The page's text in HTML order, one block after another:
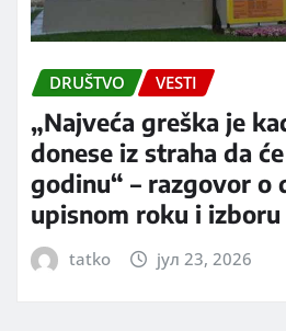
DRUŠTVO VESTI
„Najveća greška je
donese iz straha da
godinu“ – razgovor o
upisnom roku i
tatko јул 23, 2026